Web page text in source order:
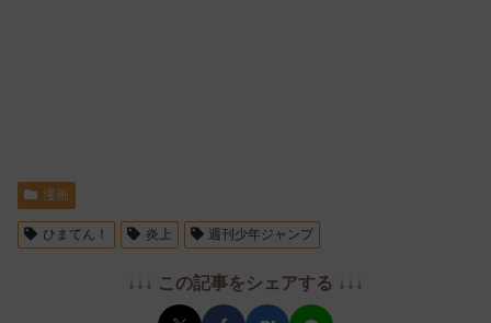
漫画
ひまてん！ 炎上 週刊少年ジャンプ
↓↓↓ この記事をシェアする ↓↓↓